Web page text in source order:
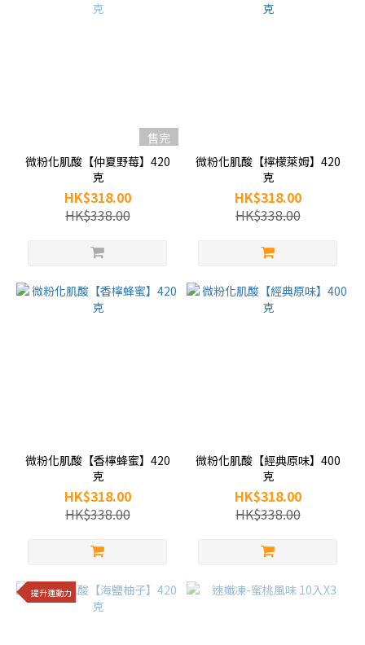
售完
微粉化肌酸【仲夏野莓】420
克
HK$318.00
HK$338.00
微粉化肌酸【檸檬萊姆】420
克
HK$318.00
HK$338.00
微粉化肌酸【香檸蜂蜜】420
克
HK$318.00
HK$338.00
微粉化肌酸【經典原味】400
克
HK$318.00
HK$338.00
提升運動力